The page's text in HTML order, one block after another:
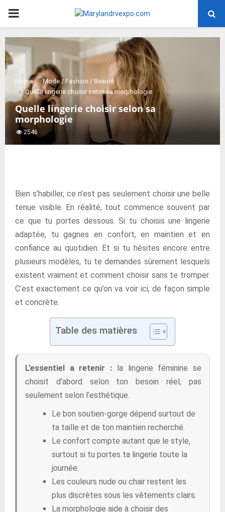
PRIMARY
MENU
Home
Mode / Fashion / Beauté
Quelle lingerie choisir selon sa morphologie
Quelle lingerie choisir selon sa
morphologie
2546
Bien s’habiller, ce n’est pas seulement choisir une belle
tenue visible. En réalité, tout commence souvent par
ce que tu portes dessous. Si tu choisis une lingerie
adaptée, tu gagnes en confort, en maintien et en
confiance au quotidien. Et si tu hésites encore entre
plusieurs modèles, tu te demandes sûrement lesquels
existent vraiment et comment choisir sans te tromper.
C’est exactement ce qu’on va voir ici, de façon simple
et concrète.
Table des matières
L’essentiel a retenir : la lingerie féminine se
choisit d’abord selon ton besoin réel, pas
seulement selon l’esthétique.
Le bon soutien-gorge dépend surtout de
ta taille et de ton maintien recherché.
Le confort compte autant que le style,
surtout si tu portes ta lingerie toute la
journée.
Les couleurs nude ou chair restent les
plus discrètes sous les vêtements clairs.
La morphologie aide à choisir des